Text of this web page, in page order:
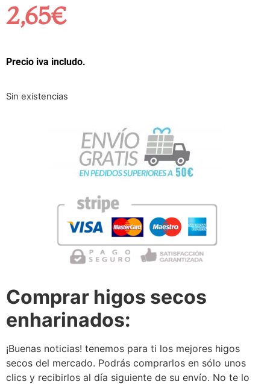
2,65€
Precio iva includo.
Sin existencias
Comprar higos secos
enharinados:
¡Buenas noticias! tenemos para ti los mejores higos
secos del mercado. Podrás comprarlos en sólo unos
clics y recibirlos al día siguiente de su envío. No te lo